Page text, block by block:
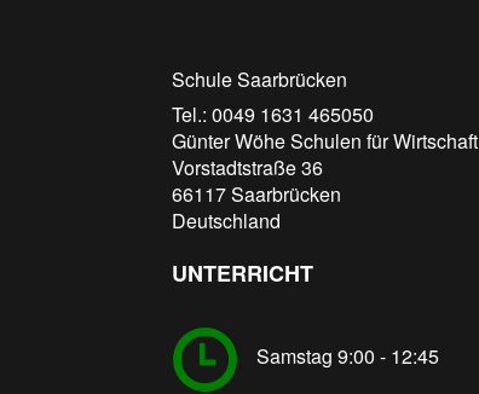
Schule Saarbrücken
Tel.: 0049 1631 465050
Günter Wöhe Schulen für Wirtschaft
Vorstadtstraße 36
66117Saarbrücken
Deutschland
UNTERRICHT
Samstag 9:00 - 12:45